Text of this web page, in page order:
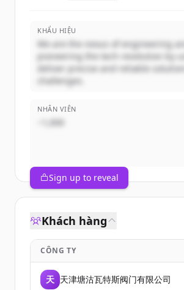
KHẨU HIỆU
We are the nexus of engineering
pioneering the tech revolution by
deliver precise and reliable
challenges.
NHÂN VIÊN
~1,000
Sign up to reveal
Khách hàng
CÔNG TY
天 天津塘沽瓦特斯阀门有限公司